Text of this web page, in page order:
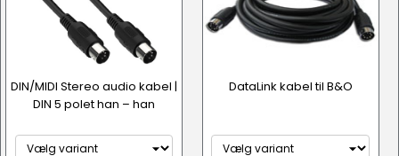
DIN/MIDI Stereo audio kabel |
DIN 5 polet han – han
DataLink kabel til B&O